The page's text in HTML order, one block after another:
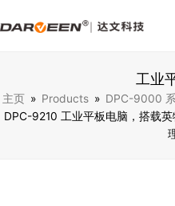
工业
主页 » Products » DPC-9000
DPC-9210 ⼯业平板电脑，搭载